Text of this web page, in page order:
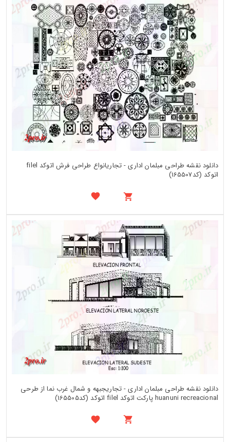
دانلود نقشه طراحی مبلمان اداری - تجاریانواع طراحی فرش اتوکد filel
اتوکد (کد165507)
دانلود نقشه طراحی مبلمان اداری - تجاریجبهه و شمال غرب نما از طرحی
huanuni recreacional پارکت اتوکد filel اتوکد (کد165505)